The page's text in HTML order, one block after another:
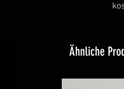
Ähnliche